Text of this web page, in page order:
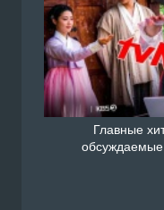
Главные